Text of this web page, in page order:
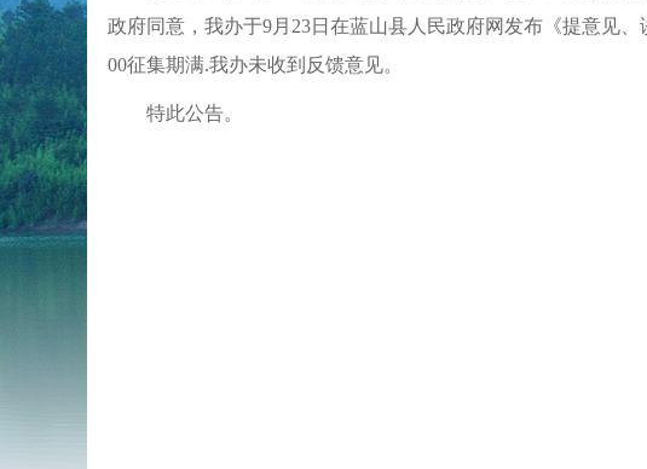
政府同意，我办于9月 23日在蓝山县人民政府网发布《提意见
00征集期满.我办未收到反馈意见。
特此公告。